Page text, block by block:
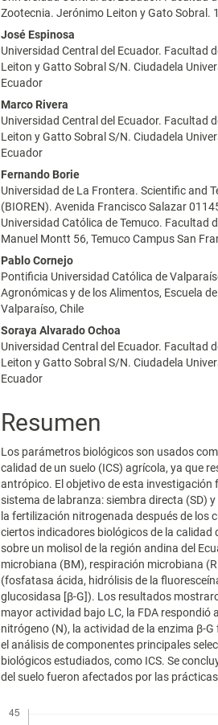
Zootecnia. Jerónimo Leiton y Gato Sobral.
José Espinosa
Universidad Central del Ecuador. Facultad
Leiton y Gatto Sobral S/N. Ciudadela
Ecuador
Marco Rivera
Universidad Central del Ecuador. Facultad
Leiton y Gatto Sobral S/N. Ciudadela
Ecuador
Fernando Borie
Universidad de La Frontera. Scientific and
(BIOREN). Avenida Francisco Salazar
Universidad Católica de Temuco. Facultad
Manuel Montt 56, Temuco Campus San
Pablo Cornejo
Pontificia Universidad Católica de
Agronómicas y de los Alimentos, Escuela
Valparaíso, Chile
Soraya Alvarado Ochoa
Universidad Central del Ecuador. Facultad
Leiton y Gatto Sobral S/N. Ciudadela
Ecuador
Resumen
Los parámetros biológicos son usados
calidad de un suelo (ICS) agrícola, ya que
antrópico. El objetivo de esta investigación
sistema de labranza: siembra directa (SD)
la fertilización nitrogenada después de los
ciertos indicadores biológicos de la calidad
sobre un molisol de la región andina del
microbiana (BM), respiración microbiana
(fosfatasa ácida, hidrólisis de la
glucosidasa [β-G]). Los resultados
mayor actividad bajo LC, la FDA respondió
nitrógeno (N), la actividad de la enzima β-
el análisis de componentes principales
biológicos estudiados, como ICS. Se
del suelo fueron afectados por las